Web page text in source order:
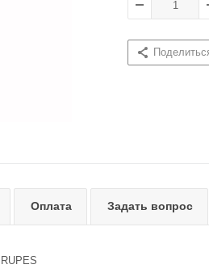
Оплата Задать вопрос